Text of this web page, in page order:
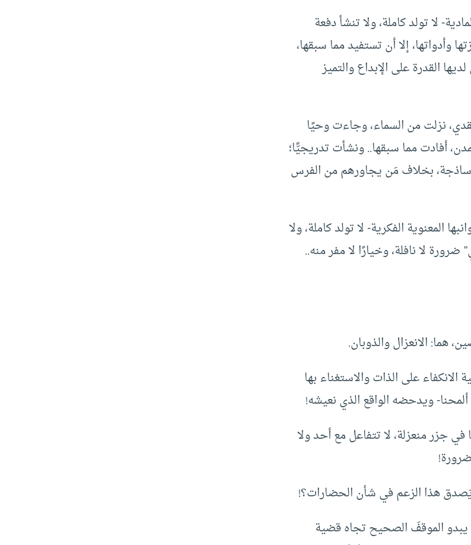
لا تولد كاملة، ولا تنشأ دفعة
إلا أن تستفيد مما سبقها،
القدرة على الإبداع والتميز
نزلت من السماء، وجاءت وحيًا
أفادت مما سبقها.. ونشأت تدريجيًّا؛
ساذجة، بخلاف مَن يجاورهم من الفرس
الفكرية- لا تولد كاملة، ولا
لا نافلة، وخيارًا لا مفر منه..
هما: الانعزال والذوبان.
على الذات والاستغناء بها
ويدحضه الواقع الذي نعيشه!
جزر منعزلة، لا تتفاعل مع أحد ولا
هذا الزعم في شأن الحضارات؟!
يبدو الموقفَ الصحيح تجاه قضية